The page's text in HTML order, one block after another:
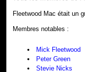
Fleetwood Mac était un
Membres notables :
Mick Fleetwood
Peter Green
Stevie Nicks